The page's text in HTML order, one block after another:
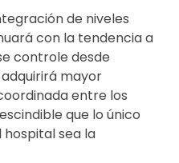
de niveles
con la tendencia a
controle desde
mayor
entre los
que lo único
hospital sea la